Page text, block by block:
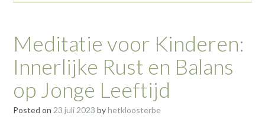
Meditatie voor Kinderen:
Innerlijke Rust en Balans
op Jonge Leeftijd
Posted on 23 juli 2023 byhetkloosterbe